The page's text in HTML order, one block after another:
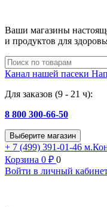
Ваши магазины
и продуктов для
Канал нашей пасеки
Для заказов (9 - 21 ч):
8 800 300-66-50
Выберите магазин
+ 7 (499) 391-01-46
Корзина 0 ₽ 0
Войти в личный